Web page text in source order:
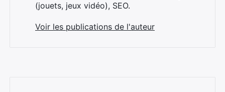
(jouets, jeux vidéo), SEO.
Voir les publications de l'auteur